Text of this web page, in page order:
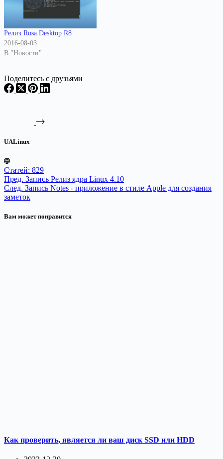
Релиз Rosa Desktop R8
2016-08-03
В "Новости"
Поделитесь с друзьями
UALinux
Статей: 829
Пред. Запись Релиз ядра Linux 4.10
След. Запись Notes - приложение в стиле Apple для создания
заметок
Вам может понравится
Как проверить, является ли ваш диск SSD или HDD